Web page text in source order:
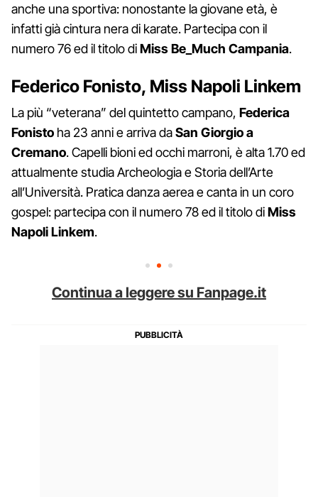
anche una sportiva: nonostante la giovane età, è
infatti già cintura nera di karate. Partecipa con il
numero 76 ed il titolo diMiss Be_Much Campania.
Federico Fonisto, Miss Napoli Linkem
La più “veterana” del quintetto campano, Federica
Fonisto ha 23 anni e arriva daSan Giorgio a
Cremano. Capelli bioni ed occhi marroni, è alta 1.70 ed
attualmente studia Archeologia e Storia dell’Arte
all’Università. Pratica danza aerea e canta in un coro
gospel: partecipa con il numero 78 ed il titolo diMiss
Napoli Linkem.
Continua a leggere su Fanpage.it